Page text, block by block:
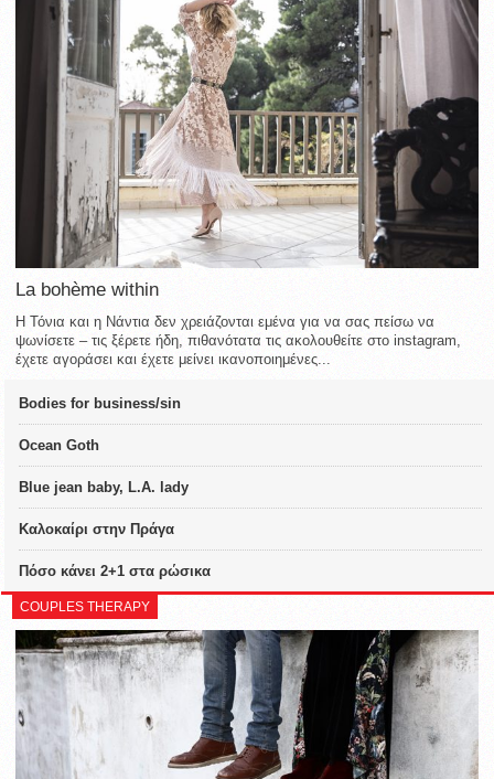
La bohème within
Η Τόνια και η Νάντια δεν χρειάζονται εμένα για να σας πείσω να
ψωνίσετε – τις ξέρετε ήδη, πιθανότατα τις ακολουθείτε στο instagram,
έχετε αγοράσει και έχετε μείνει ικανοποιημένες...
Bodies for business/sin
Ocean Goth
Blue jean baby, L.A. lady
Καλοκαίρι στην Πράγα
Πόσο κάνει 2+1 στα ρώσικα
COUPLES THERAPY